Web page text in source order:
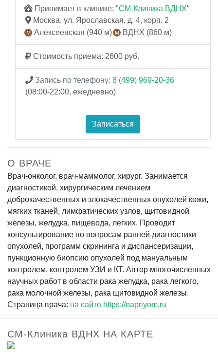
Принимает в клинике: "СМ-Клиника ВДНХ"
Москва, ул. Ярославская, д. 4, корп. 2
Алексеевская (940 м)
ВДНХ (860 м)
Стоимость приема: 2600 руб.
Запись по телефону: 8 (499) 969-20-36
(08:00-22:00, ежедневно)
Записаться
О ВРАЧЕ
Врач-онколог, врач-маммолог, хирург. Занимается
диагностикой, хирургическим лечением
доброкачественных и злокачественных опухолей кожи,
мягких тканей, лимфатических узлов, щитовидной
железы, желудка, пищевода, легких. Проводит
консультирование по вопросам ранней диагностики
опухолей, программ скрининга и диспансеризации,
пункционную биопсию опухолей под мануальным
контролем, контролем УЗИ и КТ. Автор многочисленных
научных работ в области рака желудка, рака легкого,
рака молочной железы, рака щитовидной железы.
Страница врача: на сайте https://napriyom.ru
СМ-Клиника ВДНХ НА КАРТЕ